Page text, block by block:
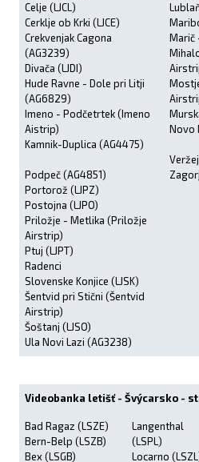
Celje (LJCL)
Cerklje ob Krki (LJCE)
Crekvenjak Cagona
(AG3239)
Divača (LJDI)
Hude Ravne - Dole pri Litji
(AG6829)
Imeno - Podčetrtek (Imeno
Aistrip)
Kamnik-Duplica (AG4475)
Podpeč (AG4851)
Portorož (LJPZ)
Postojna (LJPO)
Priložje - Metlika (Priložje
Airstrip)
Ptuj (LJPT)
Radenci
Slovenske Konjice (LJSK)
Šentvid pri Stični (Šentvid
Airstrip)
Šoštanj (LJSO)
Ula Novi Lazi (AG3238)
Marič
Novo
Videobanka letišť - Švýcarsko -
Bad Ragaz (LSZE)
Bern-Belp (LSZB)
Bex (LSGB)
Langenthal
(LSPL)
Locarno